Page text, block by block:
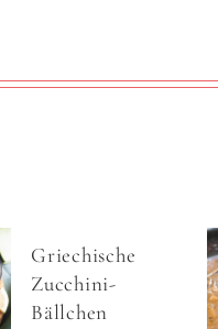
Griechische
Zucchini-
Bällchen